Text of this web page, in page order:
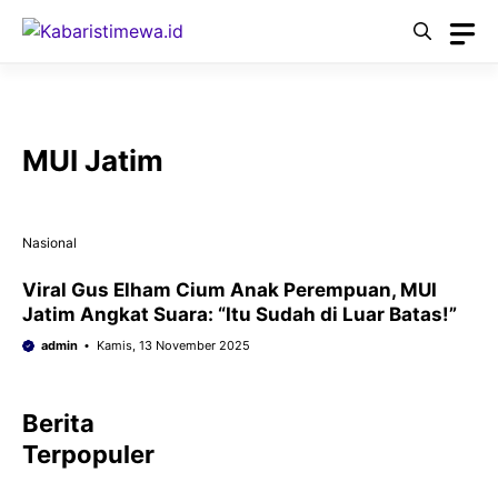
Langsung
MUI Jatim
Nasional
Viral Gus Elham Cium Anak Perempuan, MUI
Jatim Angkat Suara: “Itu Sudah di Luar Batas!”
admin Kamis, 13 November 2025
Berita
Terpopuler